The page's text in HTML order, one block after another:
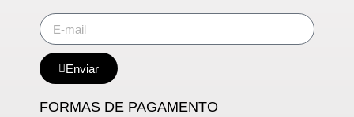
Enviar
FORMAS DE PAGAMENTO